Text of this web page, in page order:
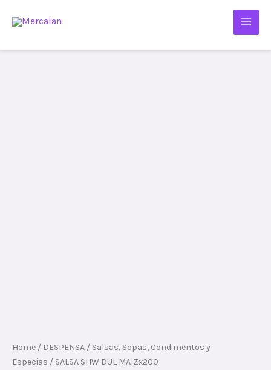
Home / DESPENSA / Salsas, Sopas, Condimentos y
Especias / SALSA SHW DUL MAIZx200